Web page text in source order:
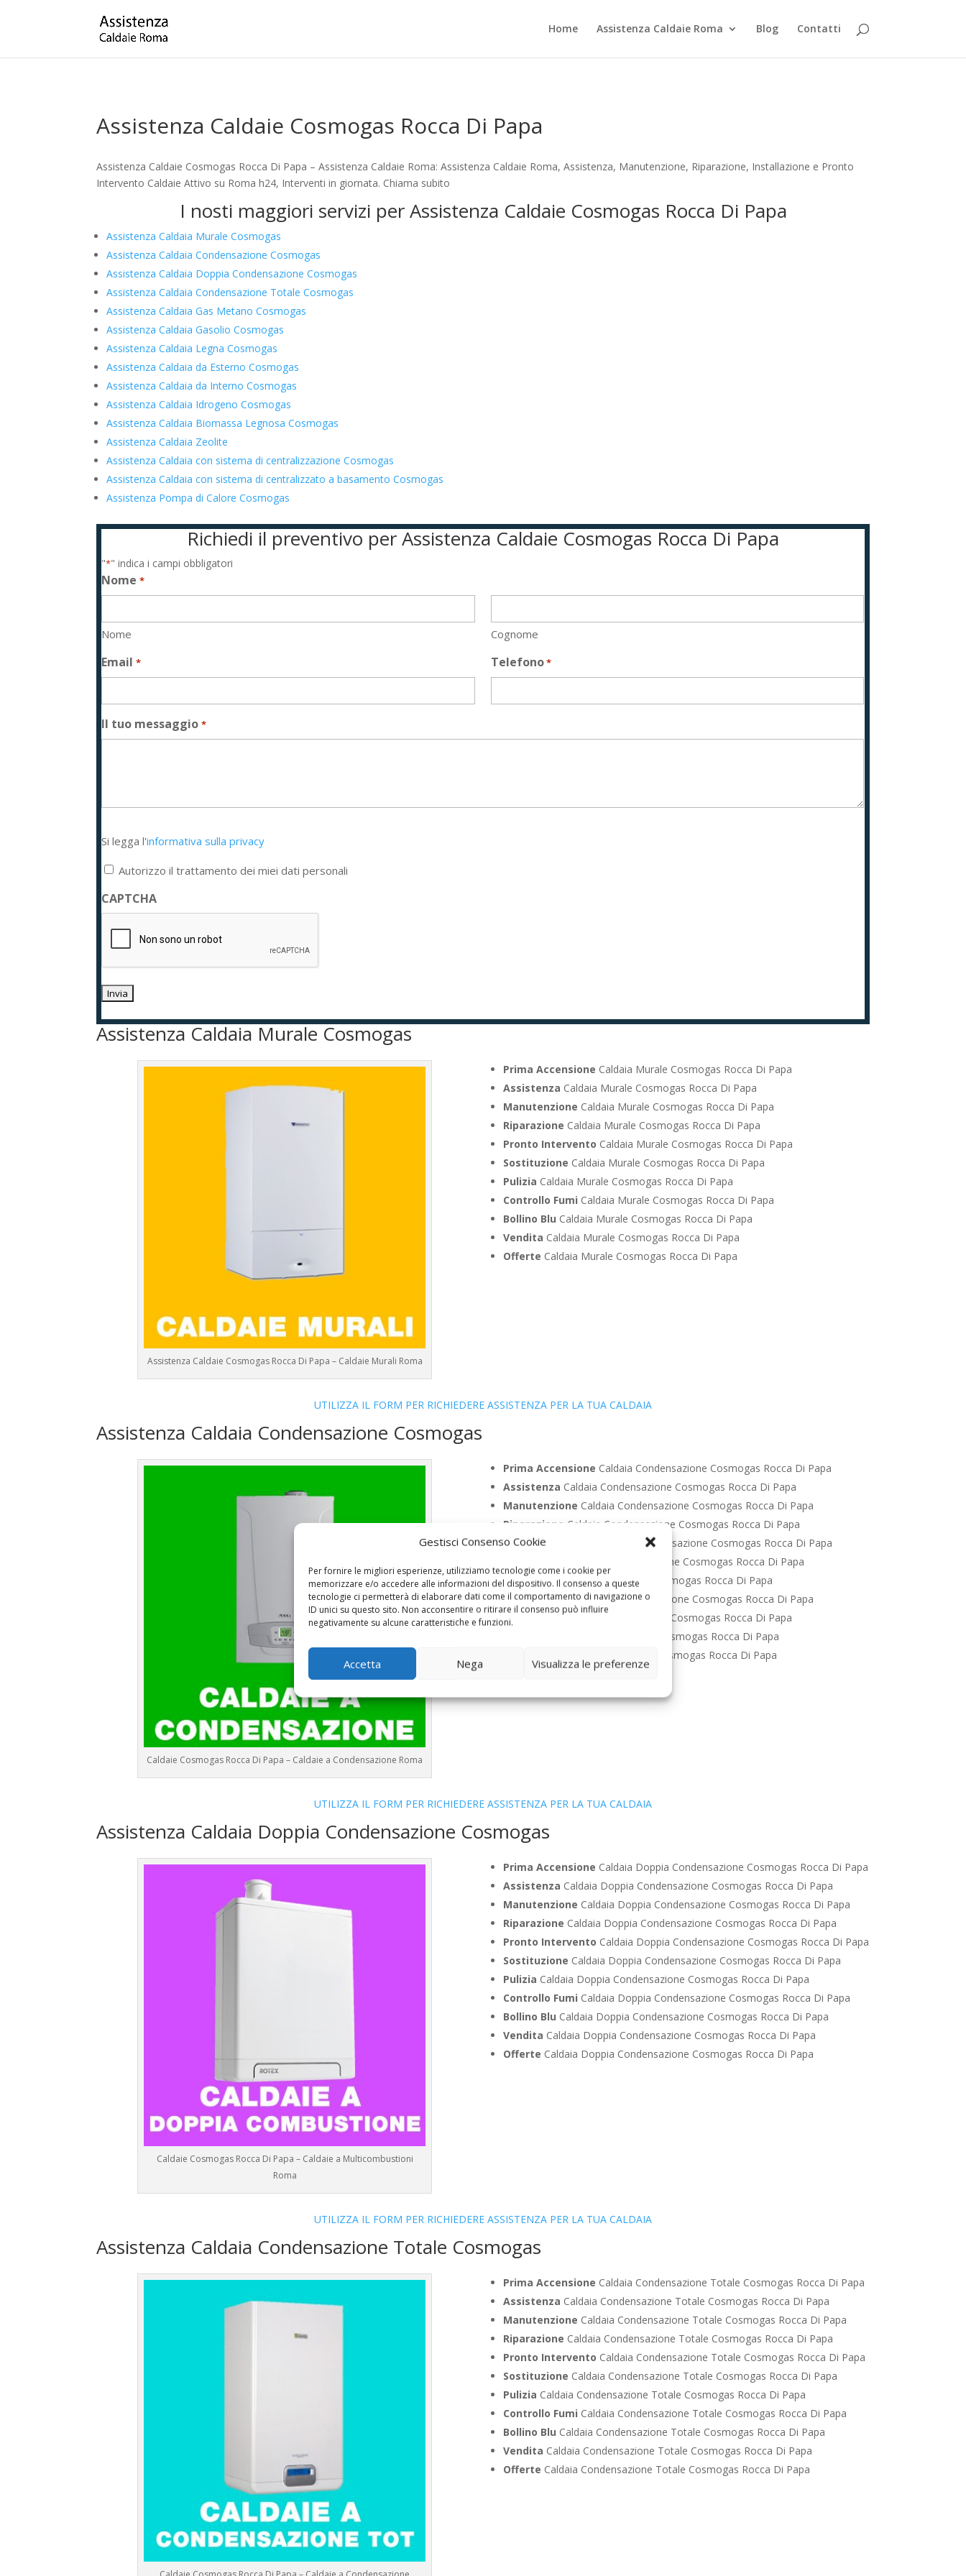
Gestisci Consenso Cookie
Per fornire le migliori esperienze, utilizziamo tecnologie come i cookie per
memorizzare e/o accedere alle informazioni del dispositivo. Il consenso a queste
tecnologie ci permetterà di elaborare dati come il comportamento di navigazione o
ID unici su questo sito. Non acconsentire o ritirare il consenso può influire
negativamente su alcune caratteristiche e funzioni.
Accetta Nega Visualizza le preferenze
Home Assistenza Caldaie Roma Blog Contatti
Assistenza Caldaie Cosmogas Rocca Di Papa
Assistenza Caldaie Cosmogas Rocca Di Papa – Assistenza Caldaie Roma: Assistenza Caldaie Roma, Assistenza, Manutenzione, Riparazione, Installazione e Pronto
Intervento Caldaie Attivo su Roma h24, Interventi in giornata. Chiama subito
I nosti maggiori servizi per Assistenza Caldaie Cosmogas Rocca Di Papa
Assistenza Caldaia Murale Cosmogas
Assistenza Caldaia Condensazione Cosmogas
Assistenza Caldaia Doppia Condensazione Cosmogas
Assistenza Caldaia Condensazione Totale Cosmogas
Assistenza Caldaia Gas Metano Cosmogas
Assistenza Caldaia Gasolio Cosmogas
Assistenza Caldaia Legna Cosmogas
Assistenza Caldaia da Esterno Cosmogas
Assistenza Caldaia da Interno Cosmogas
Assistenza Caldaia Idrogeno Cosmogas
Assistenza Caldaia Biomassa Legnosa Cosmogas
Assistenza Caldaia Zeolite
Assistenza Caldaia con sistema di centralizzazione Cosmogas
Assistenza Caldaia con sistema di centralizzato a basamento Cosmogas
Assistenza Pompa di Calore Cosmogas
Richiedi il preventivo per Assistenza Caldaie Cosmogas Rocca Di Papa
"*" indica i campi obbligatori
Nome *
Nome Cognome
Email * Telefono*
Il tuo messaggio *
legga
l'informativa
privacy
*
Si legga l'informativa sulla privacy
Autorizzo il trattamento dei miei dati personali
CAPTCHA
Assistenza Caldaia Murale Cosmogas
Assistenza Caldaie Cosmogas Rocca Di Papa – Caldaie Murali Roma
Prima Accensione Caldaia Murale Cosmogas Rocca Di Papa
Assistenza Caldaia Murale Cosmogas Rocca Di Papa
Manutenzione Caldaia Murale Cosmogas Rocca Di Papa
Riparazione Caldaia Murale Cosmogas Rocca Di Papa
Pronto Intervento Caldaia Murale Cosmogas Rocca Di Papa
Sostituzione Caldaia Murale Cosmogas Rocca Di Papa
Pulizia Caldaia Murale Cosmogas Rocca Di Papa
Controllo Fumi Caldaia Murale Cosmogas Rocca Di Papa
Bollino Blu Caldaia Murale Cosmogas Rocca Di Papa
Vendita Caldaia Murale Cosmogas Rocca Di Papa
Offerte Caldaia Murale Cosmogas Rocca Di Papa
UTILIZZA IL FORM PER RICHIEDERE ASSISTENZA PER LA TUA CALDAIA
Assistenza Caldaia Condensazione Cosmogas
Caldaie Cosmogas Rocca Di Papa – Caldaie a Condensazione Roma
Prima Accensione Caldaia Condensazione Cosmogas Rocca Di Papa
Assistenza Caldaia Condensazione Cosmogas Rocca Di Papa
Manutenzione Caldaia Condensazione Cosmogas Rocca Di Papa
Riparazione Caldaia Condensazione Cosmogas Rocca Di Papa
Pronto Intervento
Caldaia Condensazione Cosmogas Rocca Di Papa
Caldaia Condensazione Cosmogas Rocca Di Papa
PuliziaCaldaia Condensazione Cosmogas Rocca Di Papa
Controllo FumiCaldaia Condensazione Cosmogas Rocca Di Papa
Bollino BluCaldaia Condensazione Cosmogas Rocca Di Papa
Caldaia Condensazione Cosmogas Rocca Di Papa
Caldaia Condensazione Cosmogas Rocca Di Papa
UTILIZZA IL FORM PER RICHIEDERE ASSISTENZA PER LA TUA CALDAIA
Assistenza Caldaia Doppia Condensazione Cosmogas
Caldaie Cosmogas Rocca Di Papa – Caldaie a Multicombustioni
Roma
Prima Accensione Caldaia Doppia Condensazione Cosmogas Rocca Di Papa
Assistenza Caldaia Doppia Condensazione Cosmogas Rocca Di Papa
Manutenzione Caldaia Doppia Condensazione Cosmogas Rocca Di Papa
Riparazione Caldaia Doppia Condensazione Cosmogas Rocca Di Papa
Pronto Intervento Caldaia Doppia Condensazione Cosmogas Rocca Di Papa
Sostituzione Caldaia Doppia Condensazione Cosmogas Rocca Di Papa
Pulizia Caldaia Doppia Condensazione Cosmogas Rocca Di Papa
Controllo Fumi Caldaia Doppia Condensazione Cosmogas Rocca Di Papa
Bollino Blu Caldaia Doppia Condensazione Cosmogas Rocca Di Papa
Vendita Caldaia Doppia Condensazione Cosmogas Rocca Di Papa
Offerte Caldaia Doppia Condensazione Cosmogas Rocca Di Papa
UTILIZZA IL FORM PER RICHIEDERE ASSISTENZA PER LA TUA CALDAIA
Assistenza Caldaia Condensazione Totale Cosmogas
Prima Accensione Caldaia Condensazione Totale Cosmogas Rocca Di Papa
Assistenza Caldaia Condensazione Totale Cosmogas Rocca Di Papa
Manutenzione Caldaia Condensazione Totale Cosmogas Rocca Di Papa
Riparazione Caldaia Condensazione Totale Cosmogas Rocca Di Papa
Pronto Intervento Caldaia Condensazione Totale Cosmogas Rocca Di Papa
Sostituzione Caldaia Condensazione Totale Cosmogas Rocca Di Papa
Pulizia Caldaia Condensazione Totale Cosmogas Rocca Di Papa
Controllo Fumi Caldaia Condensazione Totale Cosmogas Rocca Di Papa
Bollino Blu Caldaia Condensazione Totale Cosmogas Rocca Di Papa
Vendita Caldaia Condensazione Totale Cosmogas Rocca Di Papa
Offerte Caldaia Condensazione Totale Cosmogas Rocca Di Papa